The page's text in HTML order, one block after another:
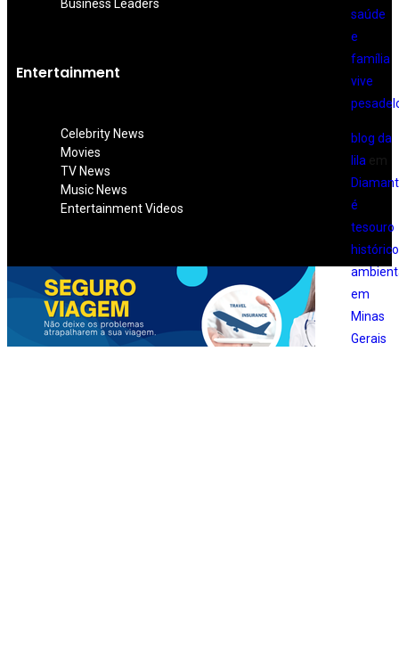
saúde
e
família
vive
blog da
lila em
é
tesouro
histórico
em
Minas
Gerais
Business Leaders
Entertainment
Celebrity News
Movies
TV News
Music News
Entertainment Videos